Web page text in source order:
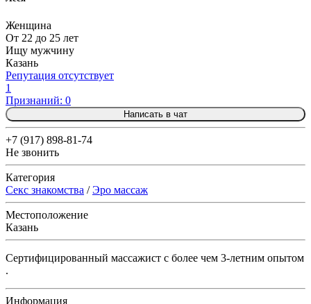
Женщина
От 22 до 25 лет
Ищу мужчину
Казань
Репутация отсутствует
1
Признаний: 0
Написать в чат
+7 (917) 898-81-74
Не звонить
Категория
Секс знакомства /Эро массаж
Местоположение
Казань
Сертифицированный массажист с более чем 3-летним опытом
.
Информация